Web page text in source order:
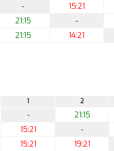
-
15:21
21:15
-
21:15 14:21
1 2
-
21:15
15:21
-
15:21 19:21